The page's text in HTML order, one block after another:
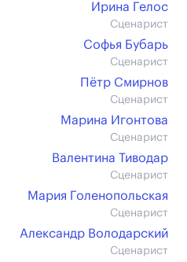
Ирина Гелос
Сценарист
Софья Бубарь
Сценарист
Пётр Смирнов
Сценарист
Марина Игонтова
Сценарист
Валентина Тиводар
Сценарист
Мария Голенопольская
Сценарист
Александр Володарский
Сценарист